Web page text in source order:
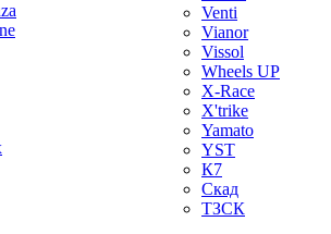
Venti
Vianor
Vissol
Wheels UP
X-Race
X'trike
Yamato
YST
К7
Скад
ТЗСК